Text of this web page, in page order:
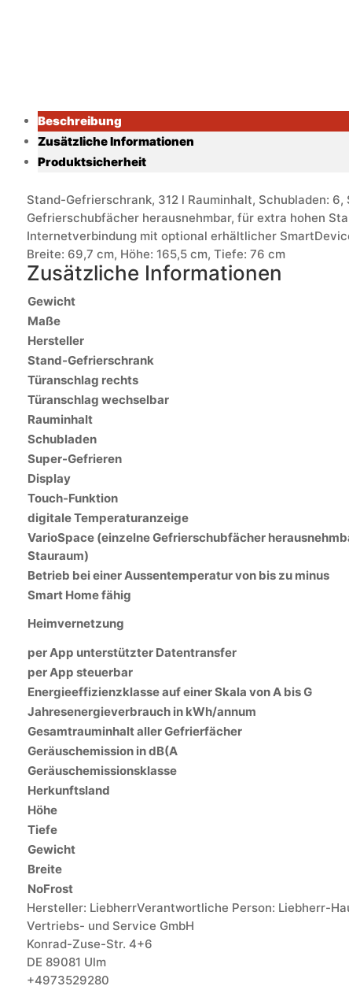
Beschreibung
Zusätzliche Informationen
Produktsicherheit
Stand-Gefrierschrank, 312 l Rauminhalt, Schubladen:
Gefrierschubfächer herausnehmbar, für extra hohen
Internetverbindung mit optional erhältlicher
Breite: 69,7 cm, Höhe: 165,5 cm, Tiefe: 76 cm
Zusätzliche Informationen
Gewicht
Maße
Hersteller
Stand-Gefrierschrank
Türanschlag rechts
Türanschlag wechselbar
Rauminhalt
Schubladen
Super-Gefrieren
Display
Touch-Funktion
digitale Temperaturanzeige
VarioSpace (einzelne Gefrierschubfächer
Stauraum)
Betrieb bei einer Aussentemperatur von bis zu minus
Smart Home fähig
Heimvernetzung
per App unterstützter Datentransfer
per App steuerbar
Energieeffizienzklasse auf einer Skala von A bis G
Jahresenergieverbrauch in kWh/annum
Gesamtrauminhalt aller Gefrierfächer
Geräuschemission in dB(A
Geräuschemissionsklasse
Herkunftsland
Höhe
Tiefe
Gewicht
Breite
NoFrost
Hersteller: LiebherrVerantwortliche Person: Liebherr-
Vertriebs- und Service GmbH
Konrad-Zuse-Str. 4+6
DE 89081 Ulm
+4973529280